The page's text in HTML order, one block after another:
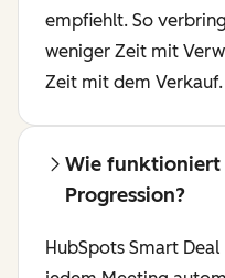
empfiehlt. So
weniger Zeit mit
Zeit mit dem Verkauf.
Wie funktioniert
Progression?
HubSpots Smart